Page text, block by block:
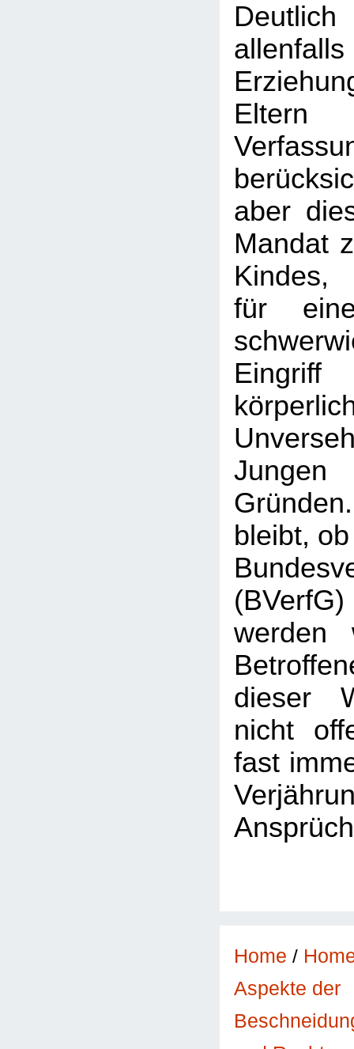
aber
Mandat
Kindes,
für
bleibt,
werden
dieser
nicht
fast
Home /
Aspekte der